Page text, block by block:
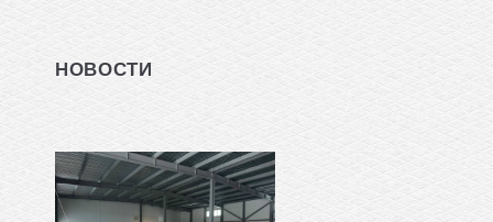
НОВОСТИ